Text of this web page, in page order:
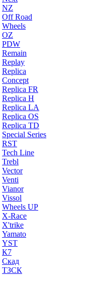
NZ
Off Road
Wheels
OZ
PDW
Remain
Replay
Replica
Concept
Replica FR
Replica H
Replica LA
Replica OS
Replica TD
Special Series
RST
Tech Line
Trebl
Vector
Venti
Vianor
Vissol
Wheels UP
X-Race
X'trike
Yamato
YST
К7
Скад
ТЗСК